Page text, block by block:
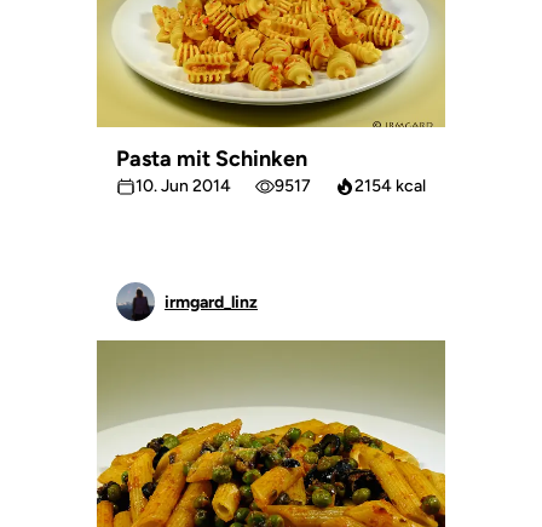
Pasta mit Schinken
10. Jun 2014 9517 2154 kcal
irmgard_linz